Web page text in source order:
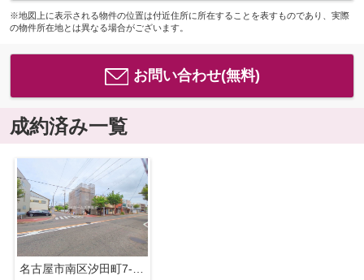
※地図上に表示される物件の位置は付近住所に所在することを表すものであり、実際
の物件所在地とは異なる場合がございます。
お問い合わせ(無料)
成約済み一覧